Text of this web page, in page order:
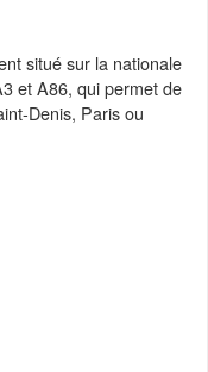
situé sur la nationale
et A86, qui permet de
Denis, Paris ou